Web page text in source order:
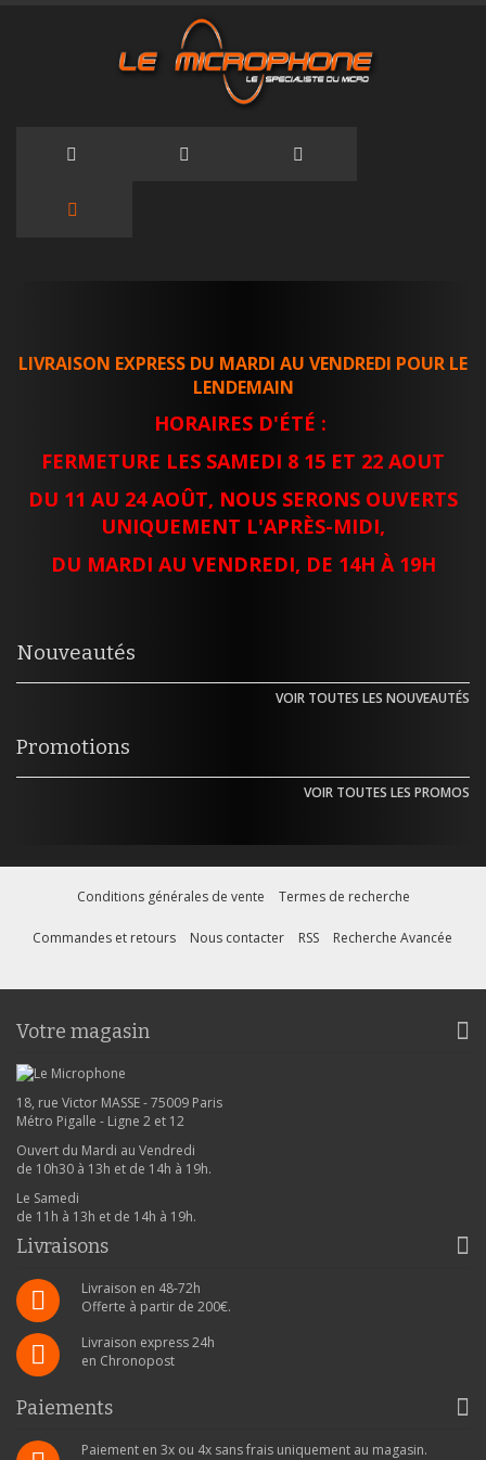
LIVRAISON EXPRESS DU MARDI AU VENDREDI POUR LE
LENDEMAIN
HORAIRES D'ÉTÉ :
FERMETURE LES SAMEDI 8 15 ET 22 AOUT
DU 11 AU 24 AOÛT, NOUS SERONS OUVERTS
UNIQUEMENT L'APRÈS-MIDI,
DU MARDI AU VENDREDI, DE 14H À 19H
Nouveautés
VOIR TOUTES LES NOUVEAUTÉS
Promotions
VOIR TOUTES LES PROMOS
Conditions générales de vente Termes de recherche
Commandes et retours Nous contacter RSS Recherche Avancée
Votre magasin
18, rue Victor MASSE - 75009 Paris
Métro Pigalle - Ligne 2 et 12
Ouvert du Mardi au Vendredi
de 10h30 à 13h et de 14h à 19h.
Le Samedi
de 11h à 13h et de 14h à 19h.
Livraisons
Livraison en 48-72h
Offerte à partir de 200€.
Livraison express 24h
en Chronopost
Paiements
Paiement en 3x ou 4x sans frais uniquement au magasin.